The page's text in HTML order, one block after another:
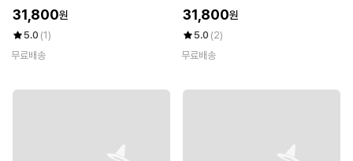
31,800원
5.0 (1)
무료배송
31,800원
5.0 (2)
무료배송